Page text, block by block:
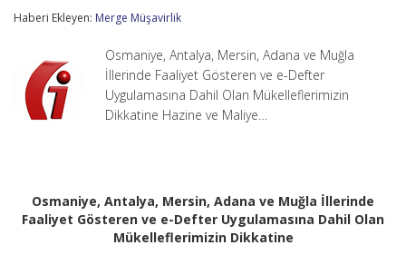
İllerinde
Gösteren
Defter
Uygulamasına
Haberi Ekleyen: Merge Müşavirlik
Osmaniye, Antalya, Mersin, Adana ve Muğla
İllerinde Faaliyet Gösteren ve e-Defter
Uygulamasına Dahil Olan Mükelleflerimizin
Dikkatine Hazine ve Maliye…
Osmaniye, Antalya, Mersin, Adana ve Muğla İllerinde
Faaliyet Gösteren ve e-Defter Uygulamasına Dahil Olan
Mükelleflerimizin Dikkatine